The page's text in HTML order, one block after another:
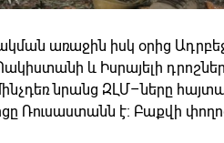
առաջին իսկ օրից
և Իսրայելի
նրանց ԶԼՄ–ները
է։ Բաքվի